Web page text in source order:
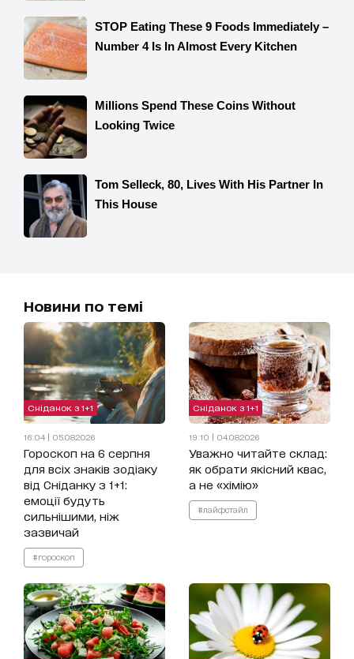
Новини по темі
Сніданок з 1+1
16:04 | 05.08.2026
Гороскоп на 6 серпня
для всіх знаків зодіаку
від Сніданку з 1+1:
емоції будуть
сильнішими, ніж
зазвичай
#гороскоп
Сніданок з 1+1
19:10 | 04.08.2026
Уважно читайте склад:
як обрати якісний квас,
а не «хімію»
#лайфстайл